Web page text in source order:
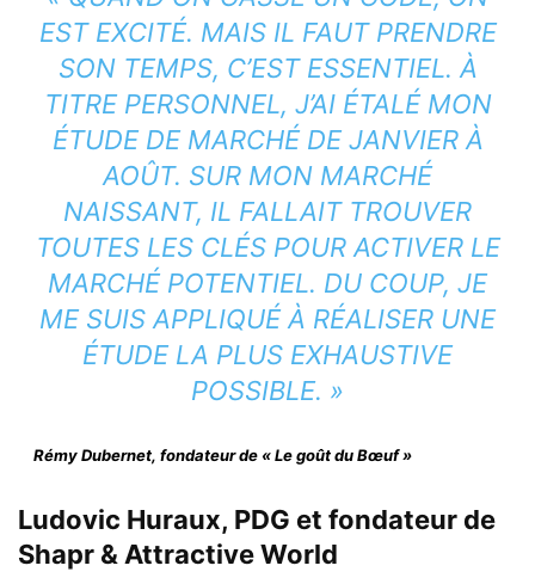
EST EXCITÉ. MAIS IL FAUT PRENDRE
SON TEMPS, C’EST ESSENTIEL. À
TITRE PERSONNEL, J’AI ÉTALÉ MON
ÉTUDE DE MARCHÉ DE JANVIER À
AOÛT. SUR MON MARCHÉ
NAISSANT, IL FALLAIT TROUVER
TOUTES LES CLÉS POUR ACTIVER LE
MARCHÉ POTENTIEL. DU COUP, JE
ME SUIS APPLIQUÉ À RÉALISER UNE
ÉTUDE LA PLUS EXHAUSTIVE
POSSIBLE. »
Rémy Dubernet, fondateur de « Le goût du Bœuf »
Ludovic Huraux, PDG et fondateur de
Shapr & Attractive World